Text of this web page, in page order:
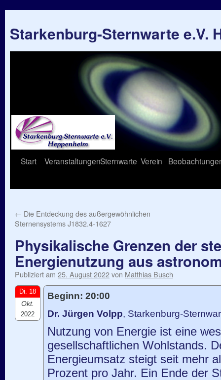
Starkenburg-Sternwarte e.V.
Springe
Start VeranstaltungenSternwarte Verein
← Die Entdeckung des außergewöhnlichen
Sternensystems J1832.4-1627
Physikalische Grenzen der
Energienutzung aus
Publiziert am 25. August 2022von Matthias Busch
Di. 18
Okt.
2022
Beginn: 20:00
Dr. Jürgen Volpp, Starkenburg-
Nutzung von Energie ist eine
gesellschaftlichen Wohlstands.
Energieumsatz steigt seit mehr
Prozent pro Jahr. Ein Ende der